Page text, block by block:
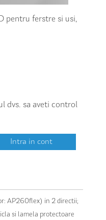
pentru ferstre si usi,
dvs. sa aveti control
Intra in cont
AP260flex) in 2 directii;
si lamela protectoare